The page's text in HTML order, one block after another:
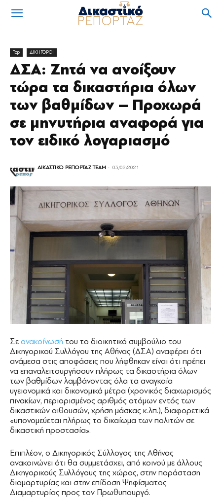
Top ΔΙΚΗΓΟΡΟΙ
ΔΣΑ: Ζητά να ανοίξουν
τώρα τα δικαστήρια όλων
των βαθμίδων – Προχωρά
σε μηνυτήρια αναφορά για
τον ειδικό λογαριασμό
ΔΙΚΑΣΤΙΚΟ ΡΕΠΟΡΤΑΖ TEAM - 03/02/2021
Σε ανακοίνωσή του το διοικητικό συμβούλιο του
Δικηγορικού Συλλόγου της Αθήνας (ΔΣΑ) αναφέρει ότι
ανάμεσα στις αποφάσεις που λήφθηκαν είναι ότι πρέπει
να επαναλειτουργήσουν πλήρως τα δικαστήρια όλων
των βαθμίδων λαμβάνοντας όλα τα αναγκαία
υγειονομικά και δικονομικά μέτρα (χρονικός διαχωρισμός
πινακίων, περιορισμένος αριθμός ατόμων εντός των
δικαστικών αιθουσών, χρήση μάσκας κ.λπ.), διαφορετικά
«υπονομεύεται πλήρως το δικαίωμα των πολιτών σε
δικαστική προστασία».
Επιπλέον, ο Δικηγορικός Σύλλογος της Αθήνας
ανακοινώνει ότι θα συμμετάσχει, από κοινού με άλλους
Δικηγορικούς Συλλόγους της χώρας, στην παράσταση
διαμαρτυρίας και στην επίδοση Ψηφίσματος
Διαμαρτυρίας προς τον Πρωθυπουργό.